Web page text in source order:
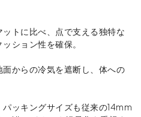
トに比べ、点で支える独特な
ション性を確保。
からの冷気を遮断し、体への
ッキングサイズも従来の14mm